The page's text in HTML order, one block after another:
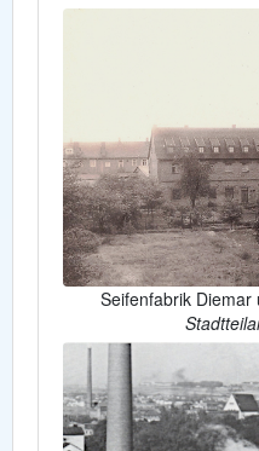
Seifenfabrik Diemar